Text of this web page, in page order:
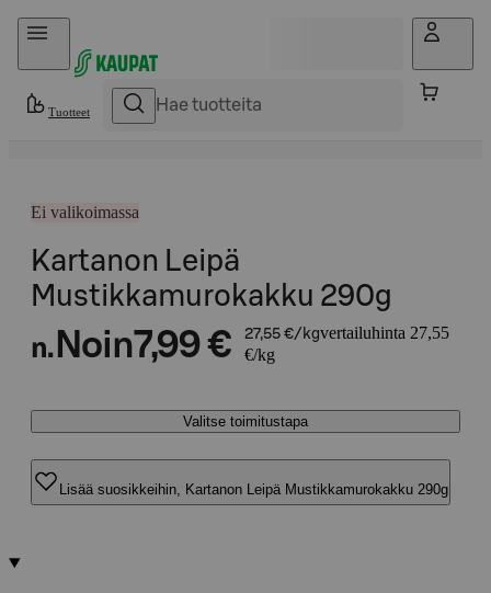
Hyppää sisältöön
Tuotteet
Ei valikoimassa
Kartanon Leipä
Mustikkamurokakku 290g
n. Noin7,99 € 27,55 €/kgvertailuhinta 27,55
€/kg
Valitse toimitustapa
Lisää suosikkeihin, Kartanon Leipä Mustikkamurokakku 290g